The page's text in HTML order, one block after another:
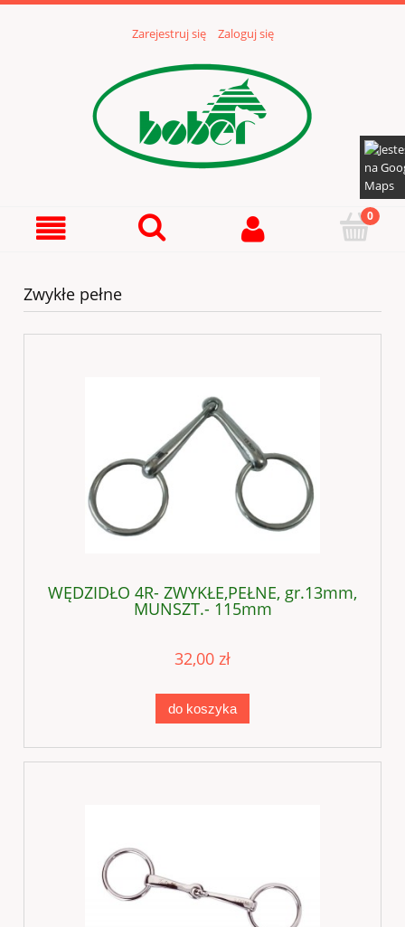
Zarejestruj się Zaloguj się
Zwykłe pełne
WĘDZIDŁO 4R- ZWYKŁE,PEŁNE, gr.13mm,
MUNSZT.- 115mm
32,00 zł
do koszyka